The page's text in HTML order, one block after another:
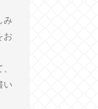
み
お
い